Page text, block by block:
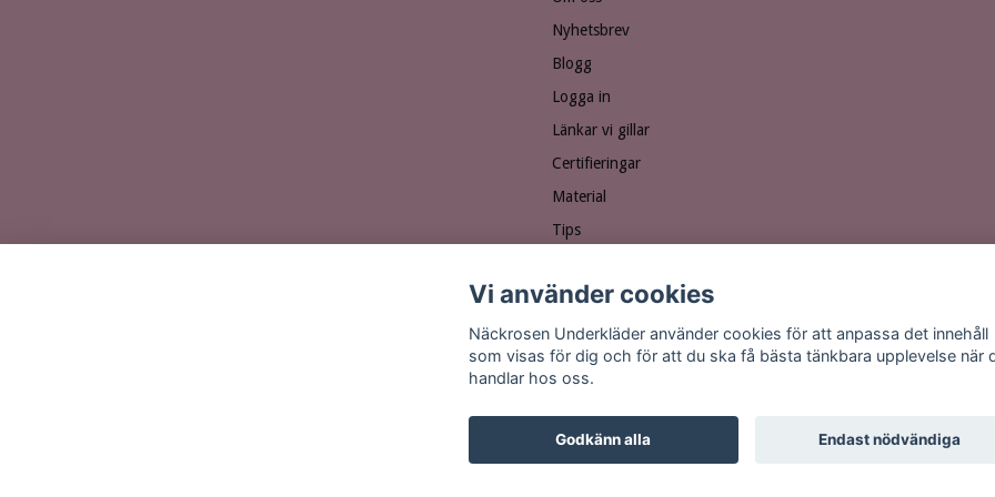
Nyhetsbrev
Blogg
Logga in
Länkar vi gillar
Certifieringar
Material
Tips
Personuppgiftspolicy
Vanliga frågor
Vi använder cookies
Näckrosen Underkläder använder cookies för att anpassa det innehåll
som visas för dig och för att du ska få bästa tänkbara upplevelse när
handlar hos oss.
Godkänn alla Endast nödvändiga